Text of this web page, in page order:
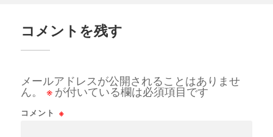
コメントを残す
メールアドレスが公開されることはありませ
ん。
※ が付いている欄は必須項目です
コメント ※